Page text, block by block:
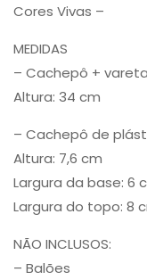
Cores Vivas –
MEDIDAS
– Cachepô +
Altura: 34 cm
– Cachepô de
Altura: 7,6 cm
Largura da base: 6
Largura do topo: 8
NÃO INCLUSOS:
– Balões